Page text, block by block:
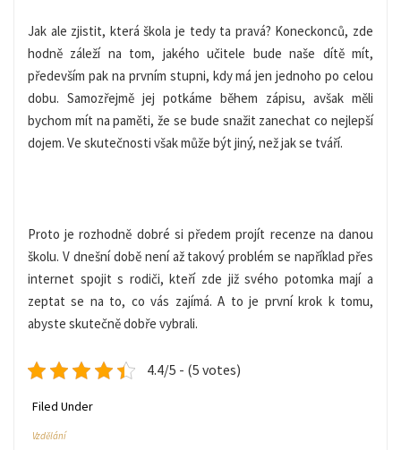
Jak ale zjistit, která škola je tedy ta pravá? Koneckonců, zde
hodně záleží na tom, jakého učitele bude naše dítě mít,
především pak na prvním stupni, kdy má jen jednoho po celou
dobu. Samozřejmě jej potkáme během zápisu, avšak měli
bychom mít na paměti, že se bude snažit zanechat co nejlepší
dojem. Ve skutečnosti však může být jiný, než jak se tváří.
Proto je rozhodně dobré si předem projít recenze na danou
školu. V dnešní době není až takový problém se například přes
internet spojit s rodiči, kteří zde již svého potomka mají a
zeptat se na to, co vás zajímá. A to je první krok k tomu,
abyste skutečně dobře vybrali.
4.4/5 - (5 votes)
Filed Under
Vzdělání